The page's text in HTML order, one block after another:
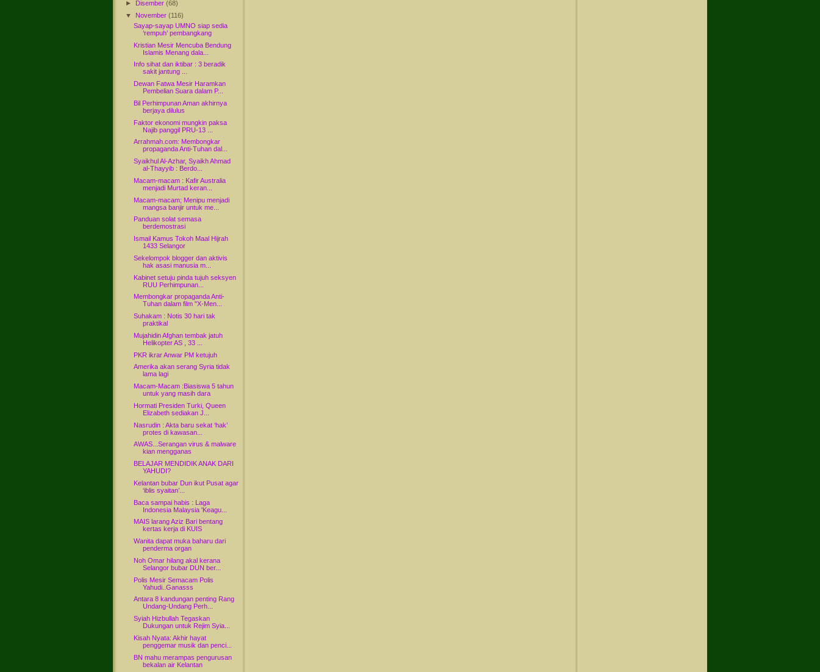
►
Disember(68)
▼
November(116)
Sayap-sayap UMNO siap sedia
‘rempuh’ pembangkang
Kristian Mesir Mencuba Bendung
Islamis Menang dala...
Info sihat dan iktibar : 3 beradik
sakit jantung ...
Dewan Fatwa Mesir Haramkan
Pembelian Suara dalam P...
Bil Perhimpunan Aman akhirnya
berjaya dilulus
Faktor ekonomi mungkin paksa
Najib panggil PRU-13 ...
Arrahmah.com: Membongkar
propaganda Anti-Tuhan dal...
Syaikhul Al-Azhar, Syaikh Ahmad
al-Thayyib : Berdo...
Macam-macam : Kafir Australia
menjadi Murtad keran...
Macam-macam; Menipu menjadi
mangsa banjir untuk me...
Panduan solat semasa
berdemostrasi
Ismail Kamus Tokoh Maal Hijrah
1433 Selangor
Sekelompok blogger dan aktivis
hak asasi manusia m...
Kabinet setuju pinda tujuh seksyen
RUU Perhimpunan...
Membongkar propaganda Anti-
Tuhan dalam film "X-Men...
Suhakam : Notis 30 hari tak
praktikal
Mujahidin Afghan tembak jatuh
Helikopter AS , 33 ...
PKR ikrar Anwar PM ketujuh
Amerika akan serang Syria tidak
lama lagi
Macam-Macam :Biasiswa 5 tahun
untuk yang masih dara
Hormati Presiden Turki, Queen
Elizabeth sediakan J...
Nasrudin : Akta baru sekat ‘hak’
protes di kawasan...
AWAS...Serangan virus & malware
kian mengganas
BELAJAR MENDIDIK ANAK DARI
YAHUDI?
Kelantan bubar Dun ikut Pusat agar
‘iblis syaitan’...
Baca sampai habis : Laga
Indonesia Malaysia 'Keagu...
MAIS larang Aziz Bari bentang
kertas kerja di KUIS
Wanita dapat muka baharu dari
penderma organ
Noh Omar hilang akal kerana
Selangor bubar DUN ber...
Polis Mesir Semacam Polis
Yahudi..Ganasss
Antara 8 kandungan penting Rang
Undang-Undang Perh...
Syiah Hizbullah Tegaskan
Dukungan untuk Rejim Syia...
Kisah Nyata: Akhir hayat
penggemar musik dan penci...
BN mahu merampas pengurusan
bekalan air Kelantan